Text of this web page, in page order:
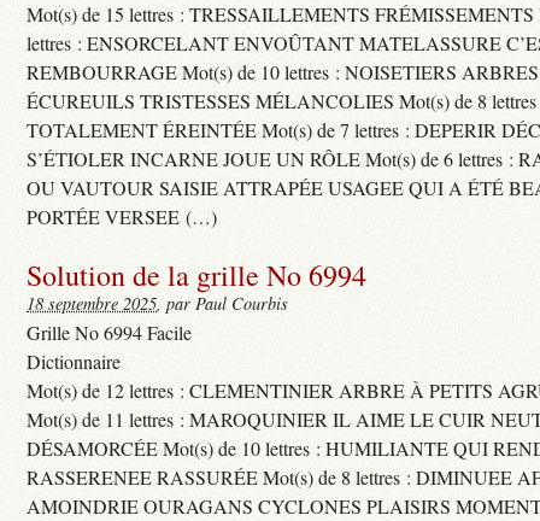
Mot(s) de 15 lettres : TRESSAILLEMENTS FRÉMISSEMENTS
lettres : ENSORCELANT ENVOÛTANT MATELASSURE
REMBOURRAGE Mot(s) de 10 lettres : NOISETIERS
ÉCUREUILS TRISTESSES MÉLANCOLIES Mot(s) de 8
TOTALEMENT ÉREINTÉE Mot(s) de 7 lettres : DEPERIR
S’ÉTIOLER INCARNE JOUE UN RÔLE Mot(s) de 6 lettres :
OU VAUTOUR SAISIE ATTRAPÉE USAGEE QUI A ÉTÉ
PORTÉE VERSEE (…)
Solution de la grille No 6994
18 septembre 2025, par Paul Courbis
Grille No 6994 Facile
Dictionnaire
Mot(s) de 12 lettres : CLEMENTINIER ARBRE À PETITS
Mot(s) de 11 lettres : MAROQUINIER IL AIME LE CUIR
DÉSAMORCÉE Mot(s) de 10 lettres : HUMILIANTE QUI
RASSERENEE RASSURÉE Mot(s) de 8 lettres : DIMINUEE
AMOINDRIE OURAGANS CYCLONES PLAISIRS